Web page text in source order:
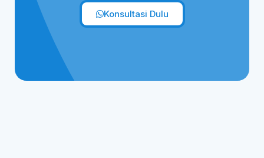
Konsultasi Dulu